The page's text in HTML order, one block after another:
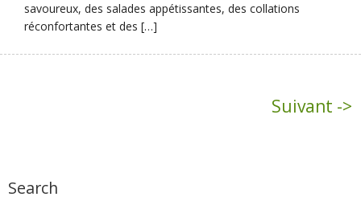
savoureux, des salades appétissantes, des collations
réconfortantes et des […]
Suivant ->
Search